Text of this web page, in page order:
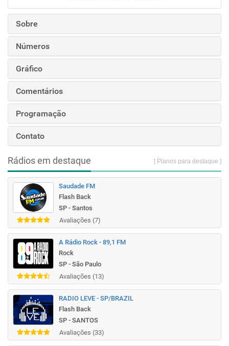
Sobre
Números
Gráfico
Comentários
Programação
Contato
Rádios em destaque [ Planos para destaque ]
Saudade FM
Flash Back
SP - Santos
Avaliações (7)
A Rádio Rock - 89,1 FM
Rock
SP - São Paulo
Avaliações (13)
RADIO LEVE - SP/BRAZIL
Flash Back
SP - SANTOS
Avaliações (33)